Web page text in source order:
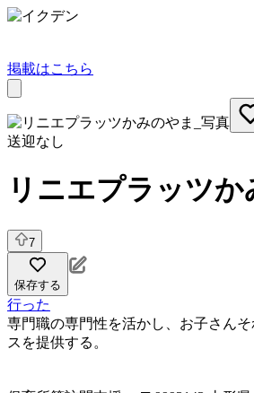
掲載はこちら
送迎なし
リニエプラッツか
7
保存する
行った
専門職の専門性を活かし、お子さん
スを提供する。